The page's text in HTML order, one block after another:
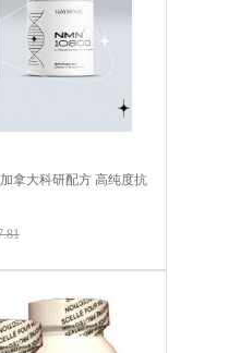
拿大科研配方 高纯度抗